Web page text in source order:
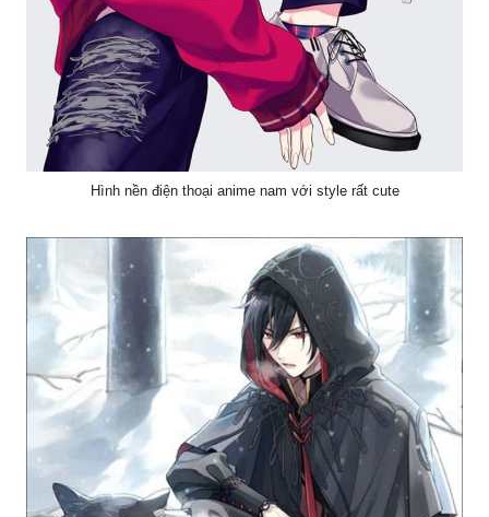
Hình nền điện thoại anime nam với style rất cute